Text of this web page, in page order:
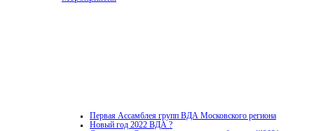
Первая Ассамблея групп ВДА Московского региона
Новый год 2022 ВДА ?